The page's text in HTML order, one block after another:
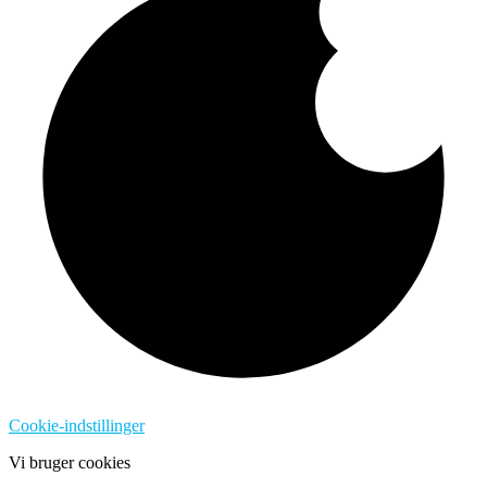
Cookie-indstillinger
Vi bruger cookies